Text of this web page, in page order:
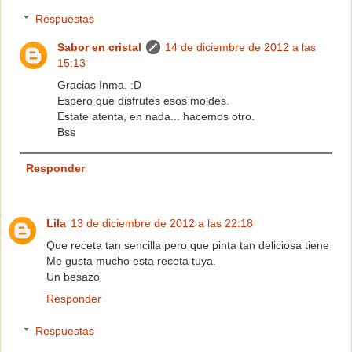
Respuestas
Sabor en cristal
14 de diciembre de 2012 a las
15:13
Gracias Inma. :D
Espero que disfrutes esos moldes.
Estate atenta, en nada... hacemos otro.
Bss
Responder
Lila 13 de diciembre de 2012 a las 22:18
Que receta tan sencilla pero que pinta tan deliciosa tiene
Me gusta mucho esta receta tuya.
Un besazo
Responder
Respuestas